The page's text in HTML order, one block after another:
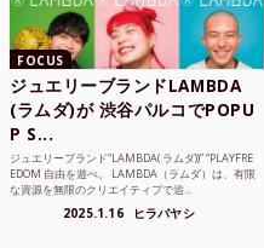
FOCUS
ジュエリーブランドLAMBDA
(ラムダ)が 渋谷パルコでPOPU
P S...
ジュエリーブランド“LAMBDA( ラムダ))” “PLAYFRE
EDOM 自由を遊べ。 LAMBDA（ラムダ）は、有限
な資源を無限のクリエイティブで追...
2025.1.16 ヒラバヤシ